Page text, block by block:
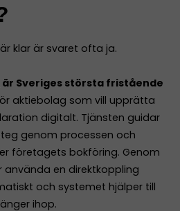
klar är svaret ofta ja.
är Sveriges största fristående
aktiebolag som vill upprätta
digitalt. Tjänsten guidar
genom processen och
företagets bokföring. Genom
använda en direktkoppling
och systemet hjälper till
ihop.